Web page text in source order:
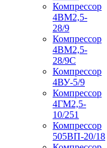
Компрессор
4ВМ2,5-
28/9
Компрессор
4ВМ2,5-
28/9С
Компрессор
4ВУ-5/9
Компрессор
4ГМ2,5-
10/251
Компрессор
505ВП-20/18